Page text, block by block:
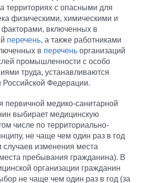
территориях с опасными для
физическими, химическими и
факторами, включенных в
перечень, а также работниками
в перечень организаций
промышленности с особо
труда, устанавливаются
Российской Федерации.
первичной медико-санитарной
выбирает медицинскую
числе по территориально-
не чаще чем один раз в год
случаев изменения места
пребывания гражданина). В
организации гражданин
не чаще чем один раз в год (за